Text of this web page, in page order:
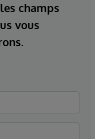
champs
vous